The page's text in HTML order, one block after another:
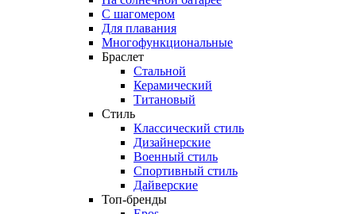
С шагомером
Для плавания
Многофункциональные
Браслет
Стальной
Керамический
Титановый
Стиль
Классический стиль
Дизайнерские
Военный стиль
Спортивный стиль
Дайверские
Топ-бренды